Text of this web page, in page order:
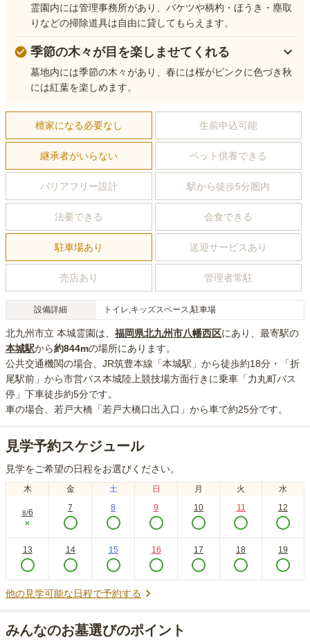
霊園内には管理事務所があり、バケツや柄杓・ほうき・塵取
りなどの掃除道具は自由に貸してもらえます。
季節の木々が目を楽しませてくれる
墓地内には季節の木々があり、春には桜がピンクに色づき秋
には紅葉を楽しめます。
檀家になる必要なし 生前申込可能
継承者がいらない ペット供養できる
バリアフリー設計 駅から徒歩5分圏内
法要できる 会食できる
駐車場あり 送迎サービスあり
売店あり 管理者常駐
設備詳細 トイレ,キッズスペース,駐車場
北九州市立 本城霊園は、 福岡県北九州市八幡西区にあり 、最寄駅の
本城駅から約844mの場所にあり ます。
公共交通機関の場合、JR筑豊本線「本城駅」から徒歩約18分・「折
尾駅前」から市営バス本城陸上競技場方面行きに乗車「力丸町バス
停」下車徒歩約5分です。
車の場合、若戸大橋「若戸大橋口出入口」から車で約25分です。
見学予約スケジュール
見学をご希望の日程をお選びください。
木 金 土 日 月 火 水
8/6
×
7 8 9 10 11 12
13 14 15 16 17 18 19
他の見学可能な日程で予約する
みんなのお墓選びのポイント